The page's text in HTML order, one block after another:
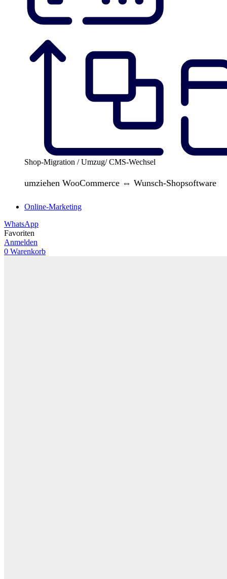
Shop-Migration / Umzug/ CMS-Wechsel
umziehen WooCommerce ⇔ Wunsch-Shopsoftware
Online-Marketing
WhatsApp
Favoriten
Anmelden
0 Warenkorb